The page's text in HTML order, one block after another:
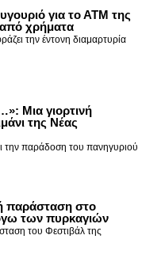
για το ΑΤΜ της
από χρήματα
την έντονη διαμαρτυρία
Μια γιορτινή
της Νέας
την παράδοση του πανηγυριού
παράσταση στο
των πυρκαγιών
του Φεστιβάλ της